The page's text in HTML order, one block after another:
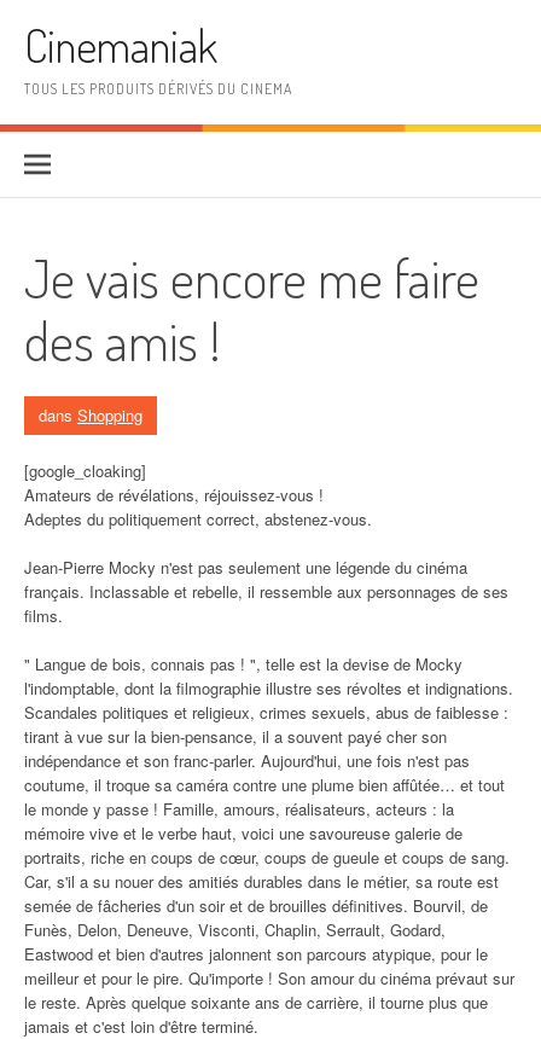
Cinemaniak
TOUS LES PRODUITS DÉRIVÉS DU CINEMA
Je vais encore me faire
des amis !
dans Shopping
[google_cloaking]
Amateurs de révélations, réjouissez-vous !
Adeptes du politiquement correct, abstenez-vous.
Jean-Pierre Mocky n'est pas seulement une légende du cinéma
français. Inclassable et rebelle, il ressemble aux personnages de ses
films.
" Langue de bois, connais pas ! ", telle est la devise de Mocky
l'indomptable, dont la filmographie illustre ses révoltes et indignations.
Scandales politiques et religieux, crimes sexuels, abus de faiblesse :
tirant à vue sur la bien-pensance, il a souvent payé cher son
indépendance et son franc-parler. Aujourd'hui, une fois n'est pas
coutume, il troque sa caméra contre une plume bien affûtée… et tout
le monde y passe ! Famille, amours, réalisateurs, acteurs : la
mémoire vive et le verbe haut, voici une savoureuse galerie de
portraits, riche en coups de cœur, coups de gueule et coups de sang.
Car, s'il a su nouer des amitiés durables dans le métier, sa route est
semée de fâcheries d'un soir et de brouilles définitives. Bourvil, de
Funès, Delon, Deneuve, Visconti, Chaplin, Serrault, Godard,
Eastwood et bien d'autres jalonnent son parcours atypique, pour le
meilleur et pour le pire. Qu'importe ! Son amour du cinéma prévaut sur
le reste. Après quelque soixante ans de carrière, il tourne plus que
jamais et c'est loin d'être terminé.